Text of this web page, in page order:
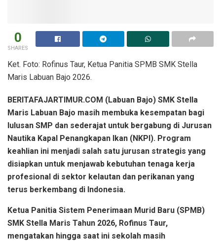
0
SHARES
Ket. Foto: Rofinus Taur, Ketua Panitia SPMB SMK Stella
Maris Labuan Bajo 2026.
BERITAFAJARTIMUR.COM (Labuan Bajo) SMK Stella
Maris Labuan Bajo masih membuka kesempatan bagi
lulusan SMP dan sederajat untuk bergabung di Jurusan
Nautika Kapal Penangkapan Ikan (NKPI). Program
keahlian ini menjadi salah satu jurusan strategis yang
disiapkan untuk menjawab kebutuhan tenaga kerja
profesional di sektor kelautan dan perikanan yang
terus berkembang di Indonesia.
Ketua Panitia Sistem Penerimaan Murid Baru (SPMB)
SMK Stella Maris Tahun 2026, Rofinus Taur,
mengatakan hingga saat ini sekolah masih